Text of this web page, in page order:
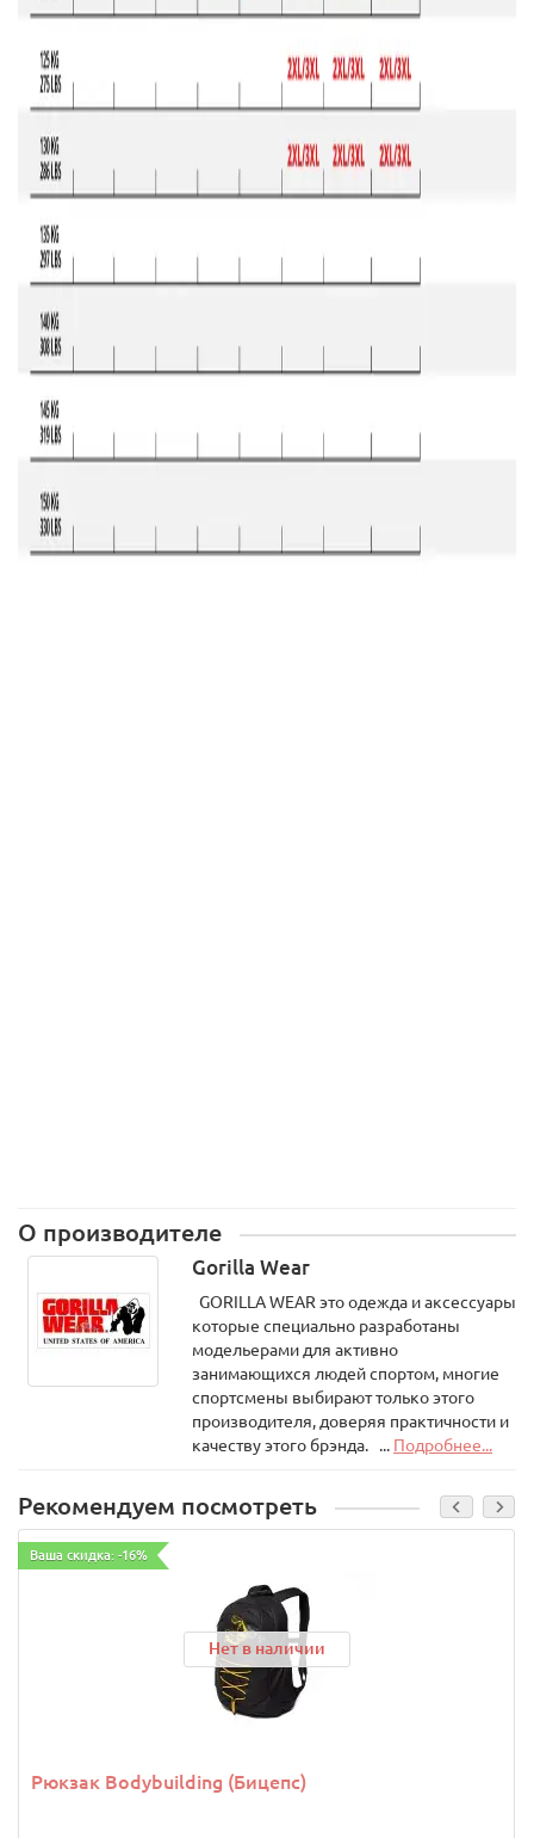
О производителе
Gorilla Wear
GORILLA WEAR это одежда и аксессуары
которые специально разработаны
модельерами для активно
занимающихся людей спортом, многие
спортсмены выбирают только этого
производителя, доверяя практичности и
качеству этого брэнда. ... Подробнее...
Рекомендуем посмотреть
Ваша скидка: -16%
Нет в наличии
Рюкзак Bodybuilding (Бицепс)